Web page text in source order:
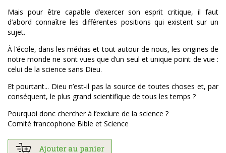
Mais pour être capable d’exercer son esprit critique, il faut
d’abord connaître les différentes positions qui existent sur un
sujet.
À l’école, dans les médias et tout autour de nous, les origines de
notre monde ne sont vues que d’un seul et unique point de vue :
celui de la science sans Dieu.
Et pourtant... Dieu n’est-il pas la source de toutes choses et, par
conséquent, le plus grand scientifique de tous les temps ?
Pourquoi donc chercher à l’exclure de la science ?
Comité francophone Bible et Science
Ajouter au panier